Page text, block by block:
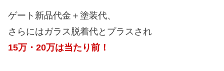
ゲート新品代金＋塗装代、
さらにはガラス脱着代とプラスされ
15万・20万は当たり前！